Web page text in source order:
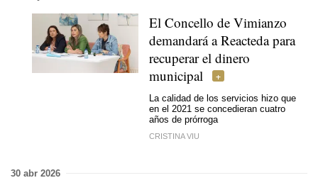
El Concello de Vimianzo
demandará a Reacteda para
recuperar el dinero
municipal
La calidad de los servicios hizo que
en el 2021 se concedieran cuatro
años de prórroga
CRISTINA VIU
30 abr 2026